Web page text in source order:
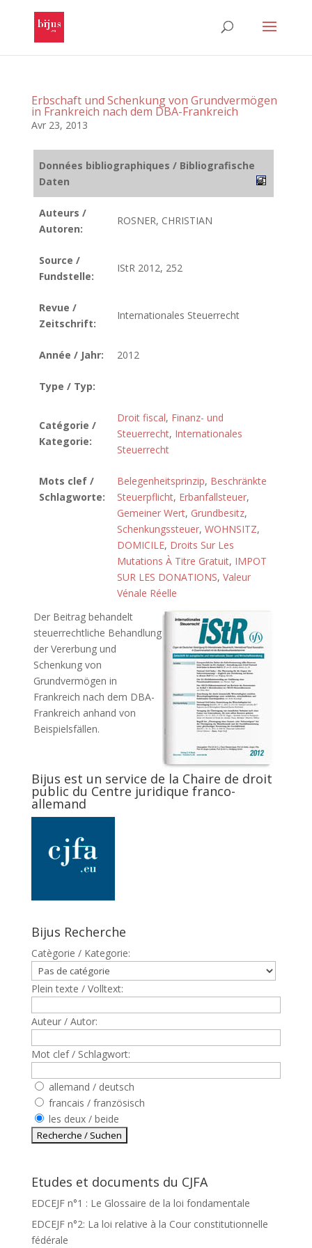
Erbschaft und Schenkung von Grundvermögen
in Frankreich nach dem DBA-Frankreich
Avr 23, 2013
Données bibliographiques / Bibliografische
Daten
Auteurs /
Autoren:
ROSNER, CHRISTIAN
Source /
Fundstelle:
IStR 2012, 252
Revue /
Zeitschrift:
Internationales Steuerrecht
Année / Jahr: 2012
Type / Typ:
Catégorie /
Kategorie:
Droit fiscal, Finanz- und
Steuerrecht, Internationales
Steuerrecht
Mots clef /
Schlagworte:
Belegenheitsprinzip, Beschränkte
Steuerpflicht, Erbanfallsteuer,
Gemeiner Wert, Grundbesitz,
Schenkungssteuer, WOHNSITZ,
DOMICILE, Droits Sur Les
Mutations À Titre Gratuit, IMPOT
SUR LES DONATIONS, Valeur
Vénale Réelle
Der Beitrag behandelt
steuerrechtliche Behandlung
der Vererbung und
Schenkung von
Grundvermögen in
Frankreich nach dem DBA-
Frankreich anhand von
Beispielsfällen.
Bijus est un service de la Chaire de droit
public du Centre juridique franco-
allemand
Bijus Recherche
Catègorie / Kategorie:
Plein texte / Volltext:
Auteur / Autor:
Mot clef / Schlagwort:
allemand / deutsch
francais / französisch
les deux / beide
Etudes et documents du CJFA
EDCEJF n°1 : Le Glossaire de la loi fondamentale
EDCEJF n°2: La loi relative à la Cour constitutionnelle
fédérale